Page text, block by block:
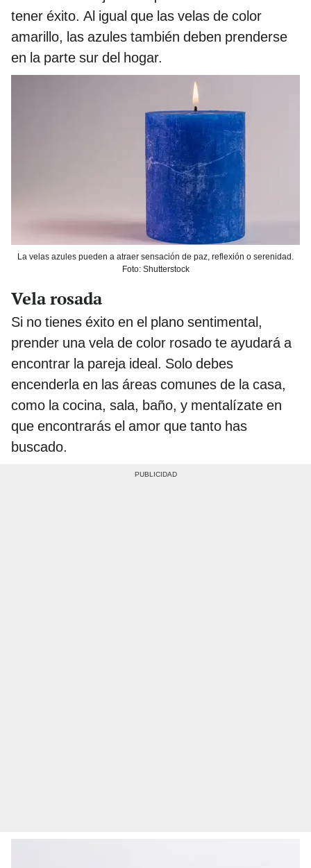
tener éxito. Al igual que las velas de color
amarillo, las azules también deben prenderse
en la parte sur del hogar.
La velas azules pueden a atraer sensación de paz, reflexión o serenidad.
Foto: Shutterstock
Vela rosada
Si no tienes éxito en el plano sentimental,
prender una vela de color rosado te ayudará a
encontrar la pareja ideal. Solo debes
encenderla en las áreas comunes de la casa,
como la cocina, sala, baño, y mentalízate en
que encontrarás el amor que tanto has
buscado.